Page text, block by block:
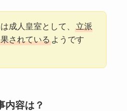
成人皇室として、
立派
されているようです
内容は？